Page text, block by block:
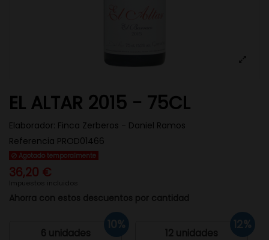
EL ALTAR 2015 - 75CL
Elaborador: Finca Zerberos - Daniel Ramos
Referencia PROD01466
Agotado temporalmente
36,20 €
Impuestos incluidos
Ahorra con estos descuentos por cantidad
6 unidades
10%
12 unidades
12%